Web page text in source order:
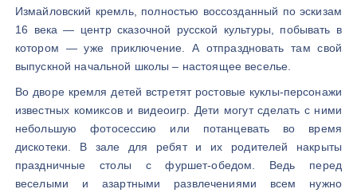
Измайловский кремль, полностью воссозданный по эскизам
16 века — центр сказочной русской культуры, побывать в
котором — уже приключение. А отпраздновать там свой
выпускной начальной школы – настоящее веселье.
Во дворе кремля детей встретят ростовые куклы-персонажи
известных комиксов и видеоигр. Дети могут сделать с ними
небольшую фотосессию или потанцевать во время
дискотеки. В зале для ребят и их родителей накрыты
праздничные столы с фуршет-обедом. Ведь перед
веселыми и азартными развлечениями всем нужно